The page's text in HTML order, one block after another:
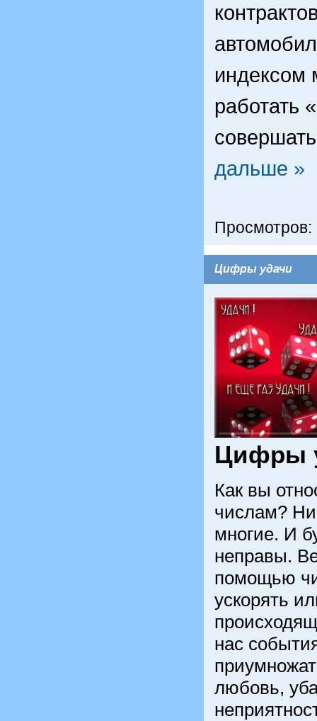
индексом
работать
совершать
дальше »
Просмотров:
Цифры удачи
Цифры
Как вы
числам?
многие. И
неправы.
помощью
ускорять
нас
любовь,